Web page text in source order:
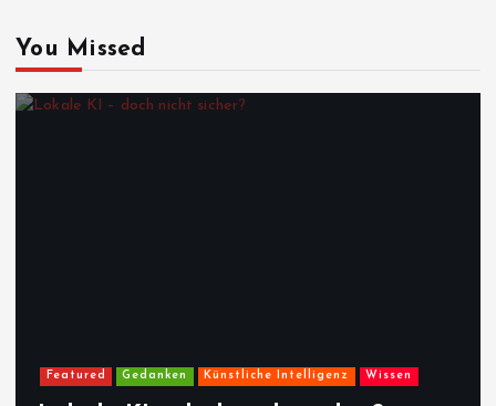
You Missed
Featured Gedanken Künstliche Intelligenz Wissen